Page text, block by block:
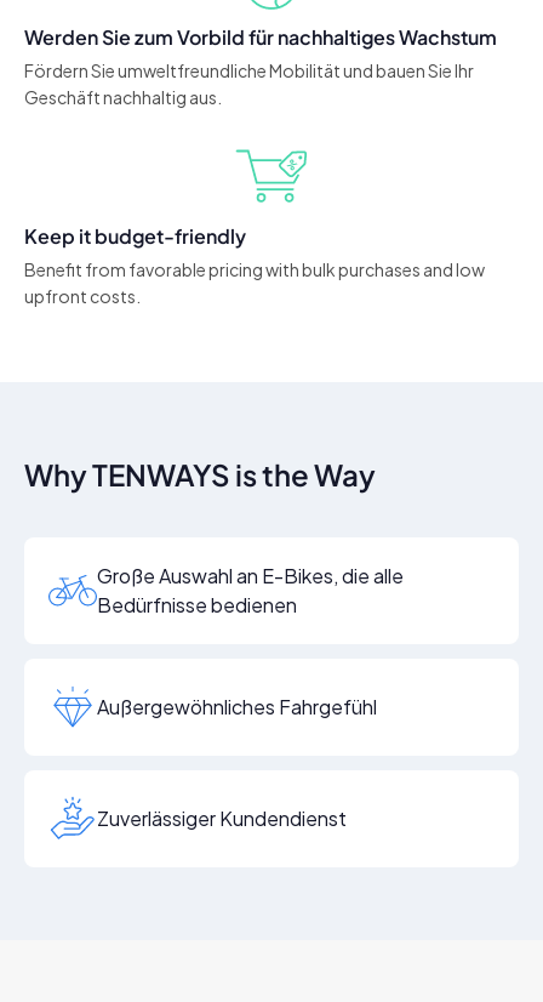
Werden Sie zum Vorbild für nachhaltiges Wachstum
Fördern Sie umweltfreundliche Mobilität und bauen Sie Ihr
Geschäft nachhaltig aus.
Keep it budget-friendly
Benefit from favorable pricing with bulk purchases and low
upfront costs.
Why TENWAYS is the Way
Große Auswahl an E-Bikes, die alle
Bedürfnisse bedienen
Außergewöhnliches Fahrgefühl
Zuverlässiger Kundendienst